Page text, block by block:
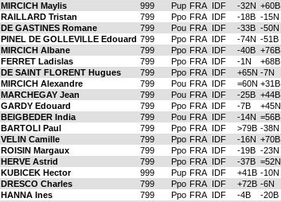
MIRCICH Maylis 999 Pup FRA IDF -32N +60B
RAILLARD Tristan 799 Ppo FRA IDF -18B -15N
DE GASTINES Romane 799 Pou FRA IDF -33B -50N
PINEL DE GOLLEVILLE Edouard 799 Ppo FRA IDF -74N -51B
MIRCICH Albane 799 Ppo FRA IDF -40B +76B
FERRET Ladislas 799 Ppo FRA IDF -1N +68B
DE SAINT FLORENT Hugues 799 Ppo FRA IDF +65N -7N
MIRCICH Alexandre 799 Pou FRA IDF =60N +31B
MARCHEGAY Jean 799 Pou FRA IDF -25B +44B
GARDY Edouard 799 Ppo FRA IDF -7B +45N
BEIGBEDER India 799 Pou FRA IDF -14N =56B
BARTOLI Paul 799 Ppo FRA IDF >79B -38N
VELIN Camille 799 Ppo FRA IDF -16N +70B
ROISIN Margaux 799 Ppo FRA IDF -19B -23N
HERVE Astrid 799 Ppo FRA IDF -37B =52N
KUBICEK Hector 999 Pup FRA IDF +41B -10N
DRESCO Charles 799 Ppo FRA IDF +72B -6N
HANNA Ines 799 Ppo FRA IDF -4B -20B